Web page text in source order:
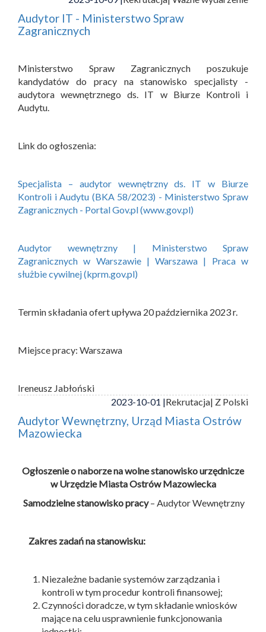
Audytor IT - Ministerstwo Spraw
Zagranicznych
Ministerstwo Spraw Zagranicznych poszukuje
kandydatów do pracy na stanowisko specjalisty -
audytora wewnętrznego ds. IT w Biurze Kontroli i
Audytu.
Link do ogłoszenia:
Specjalista – audytor wewnętrzny ds. IT w Biurze
Kontroli i Audytu (BKA 58/2023) - Ministerstwo Spraw
Zagranicznych - Portal Gov.pl (www.gov.pl)
Audytor wewnętrzny | Ministerstwo Spraw
Zagranicznych w Warszawie | Warszawa | Praca w
służbie cywilnej (kprm.gov.pl)
Termin składania ofert upływa 20 października 2023 r.
Miejsce pracy: Warszawa
Ireneusz Jabłoński
2023-10-01 |Rekrutacja| Z Polski
Audytor Wewnętrzny, Urząd Miasta Ostrów
Mazowiecka
Ogłoszenie o naborze na wolne stanowisko urzędnicze
w Urzędzie Miasta Ostrów Mazowiecka
Samodzielne stanowisko pracy– Audytor Wewnętrzny
Zakres zadań na stanowisku:
Niezależne badanie systemów zarządzania i
kontroli w tym procedur kontroli finansowej;
Czynności doradcze, w tym składanie wniosków
mające na celu usprawnienie funkcjonowania